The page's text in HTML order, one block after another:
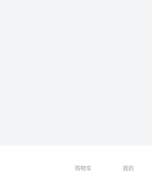
购物车 我的